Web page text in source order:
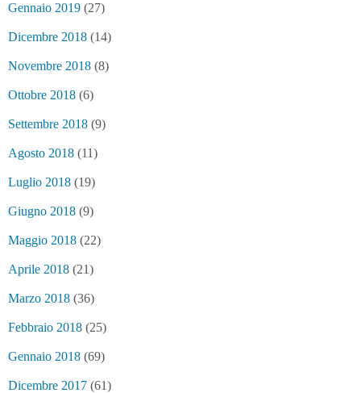
Gennaio 2019 (27)
Dicembre 2018 (14)
Novembre 2018 (8)
Ottobre 2018 (6)
Settembre 2018 (9)
Agosto 2018 (11)
Luglio 2018 (19)
Giugno 2018 (9)
Maggio 2018 (22)
Aprile 2018 (21)
Marzo 2018 (36)
Febbraio 2018 (25)
Gennaio 2018 (69)
Dicembre 2017 (61)